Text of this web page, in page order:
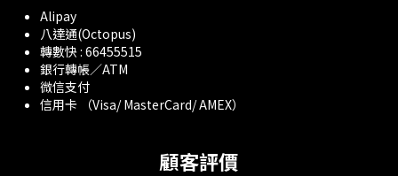
Alipay
八達通(Octopus)
轉數快 : 66455515
銀行轉帳／ATM
微信支付
信用卡 （Visa/ MasterCard/ AMEX）
顧客評價